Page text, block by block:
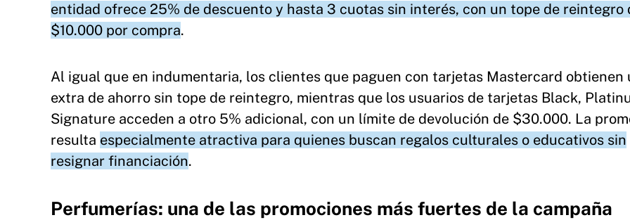
entidad ofrece 25% de descuento y hasta 3 cuotas sin interés, con un tope de reintegro
$10.000 por compra.
Al igual que en indumentaria, los clientes que paguen con tarjetas Mastercard obtienen
extra de ahorro sin tope de reintegro, mientras que los usuarios de tarjetas Black,
Signature acceden a otro 5% adicional, con un límite de devolución de $30.000. La
resulta especialmente atractiva para quienes buscan regalos culturales o educativos sin
resignar financiación.
Perfumerías: una de las promociones más fuertes de la campaña